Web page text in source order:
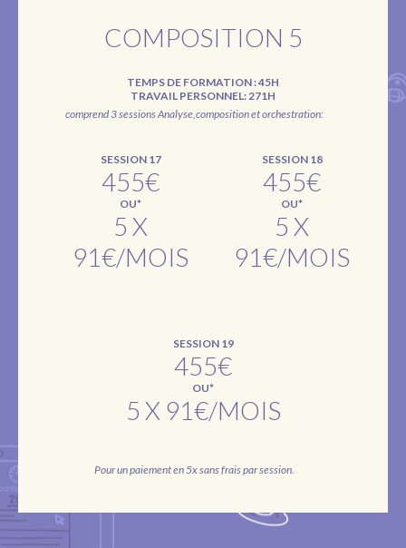
COMPOSITION 5
TEMPS DE FORMATION : 45H
TRAVAIL PERSONNEL: 271H
comprend 3 sessions Analyse,composition et orchestration:
SESSION 17
455€
OU*
5 X
91€/MOIS
SESSION 18
455€
OU*
5 X
91€/MOIS
SESSION 19
455€
OU*
5 X 91€/MOIS
Pour un paiement en 5x sans frais par session.